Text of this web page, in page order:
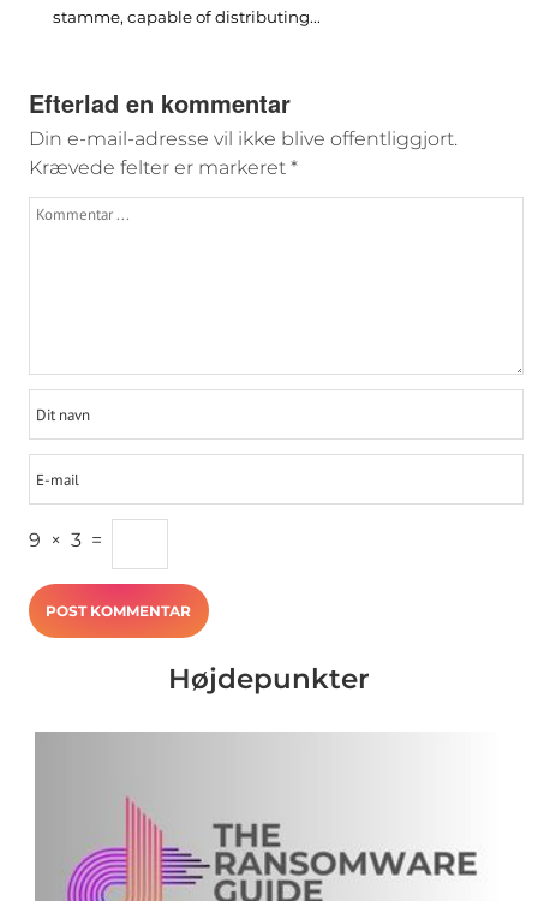
stamme, capable of distributing...
Efterlad en kommentar
Din e-mail-adresse vil ikke blive offentliggjort.
Krævede felter er markeret *
9 × 3 =
Højdepunkter